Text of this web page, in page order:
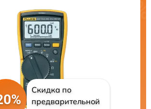
Скидка по
предварительной